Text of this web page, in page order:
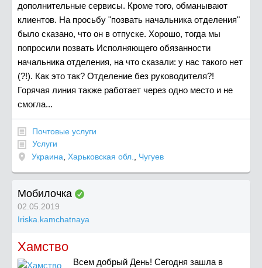
дополнительные сервисы. Кроме того, обманывают
клиентов. На просьбу "позвать начальника отделения"
было сказано, что он в отпуске. Хорошо, тогда мы
попросили позвать Исполняющего обязанности
начальника отделения, на что сказали: у нас такого нет
(?!). Как это так? Отделение без руководителя?!
Горячая линия также работает через одно место и не
смогла...
Почтовые услуги
Услуги
Украина Харьковская обл. Чугуев
Мобилочка
02.05.2019
Iriska.kamchatnaya
Хамство
Всем добрый День! Сегодня зашла в